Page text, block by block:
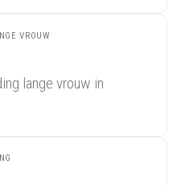
VROUW
lange vrouw in